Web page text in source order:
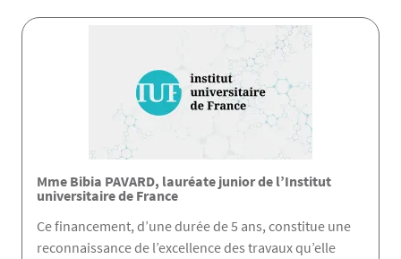
Mme Bibia PAVARD, lauréate junior de l’Institut
universitaire de France
Ce financement, d’une durée de 5 ans, constitue une
reconnaissance de l’excellence des travaux qu’elle